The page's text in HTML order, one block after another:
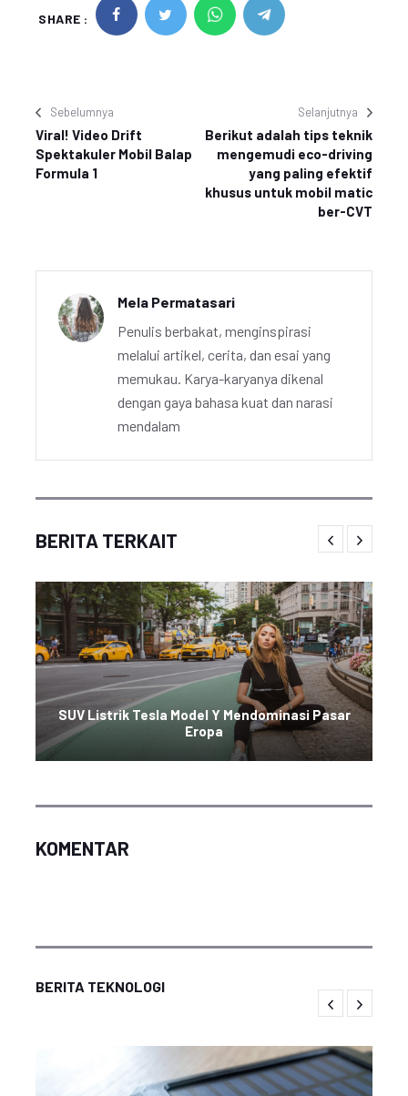
SHARE :
Sebelumnya
Viral! Video Drift
Spektakuler Mobil Balap
Formula 1
Selanjutnya
Berikut adalah tips teknik
mengemudi eco-driving
yang paling efektif
khusus untuk mobil matic
ber-CVT
Mela Permatasari
Penulis berbakat, menginspirasi
melalui artikel, cerita, dan esai yang
memukau. Karya-karyanya dikenal
dengan gaya bahasa kuat dan narasi
mendalam
BERITA TERKAIT
SUV Listrik Tesla Model Y Mendominasi Pasar
Eropa
KOMENTAR
BERITA TEKNOLOGI